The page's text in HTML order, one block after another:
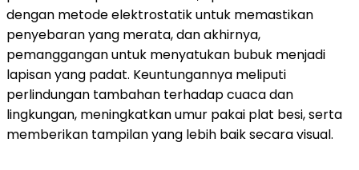
dengan metode elektrostatik untuk memastikan
penyebaran yang merata, dan akhirnya,
pemanggangan untuk menyatukan bubuk menjadi
lapisan yang padat. Keuntungannya meliputi
perlindungan tambahan terhadap cuaca dan
lingkungan, meningkatkan umur pakai plat besi, serta
memberikan tampilan yang lebih baik secara visual.